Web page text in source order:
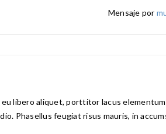
Mensaje por
eu libero aliquet, porttitor lacus
Phasellus feugiat risus mauris, in